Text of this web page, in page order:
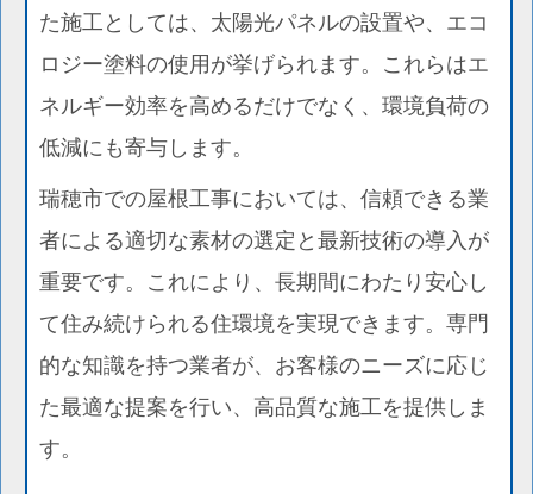
た施工としては、太陽光パネルの設置や、エコ
ロジー塗料の使用が挙げられます。これらはエ
ネルギー効率を高めるだけでなく、環境負荷の
低減にも寄与します。
瑞穂市での屋根工事においては、信頼できる業
者による適切な素材の選定と最新技術の導入が
重要です。これにより、長期間にわたり安心し
て住み続けられる住環境を実現できます。専門
的な知識を持つ業者が、お客様のニーズに応じ
た最適な提案を行い、高品質な施工を提供しま
す。